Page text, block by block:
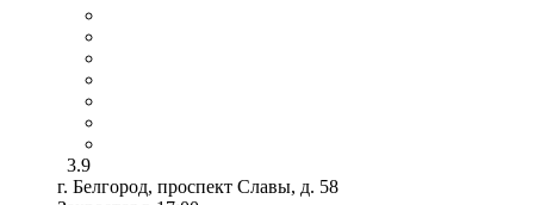
3.9
г. Белгород, проспект Славы, д. 58